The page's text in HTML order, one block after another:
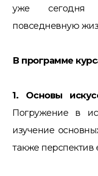
уже
повседневную
В программе
1. Основы
Погружение в
изучение
также перспектив